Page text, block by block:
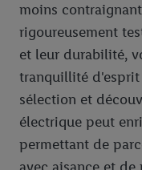
moins
rigoureusement
et leur durabilité,
tranquillité d'esprit
sélection et
électrique peut
permettant de